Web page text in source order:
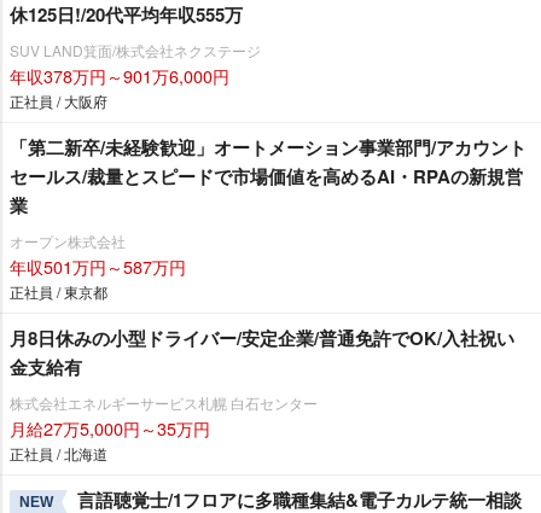
休125日!/20代平均年収555万
SUV LAND箕面/株式会社ネクステージ
年収378万円～901万6,000円
正社員 / 大阪府
「第二新卒/未経験歓迎」オートメーション事業部門/アカウント
セールス/裁量とスピードで市場価値を高めるAI・RPAの新規営
業
オープン株式会社
年収501万円～587万円
正社員 / 東京都
月8日休みの小型ドライバー/安定企業/普通免許でOK/入社祝い
金支給有
株式会社エネルギーサービス札幌 白石センター
月給27万5,000円～35万円
正社員 / 北海道
NEW
言語聴覚士/1フロアに多職種集結&電子カルテ統一相談